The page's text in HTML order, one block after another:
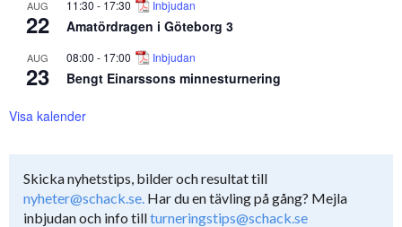
AUG
22
11:30 - 17:30 Inbjudan
Amatördragen i Göteborg 3
AUG
23
08:00 - 17:00 Inbjudan
Bengt Einarssons minnesturnering
Visa kalender
Skicka nyhetstips, bilder och resultat till
nyheter@schack.se. Har du en tävling på gång? Mejla
inbjudan och info tillturneringstips@schack.se